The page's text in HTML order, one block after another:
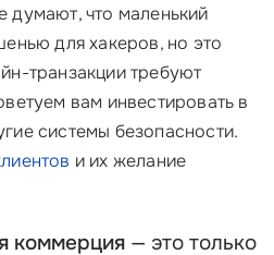
думают, что маленький
для хакеров, но это
транзакции требуют
вам инвестировать в
системы безопасности.
и их желание
коммерция — это только